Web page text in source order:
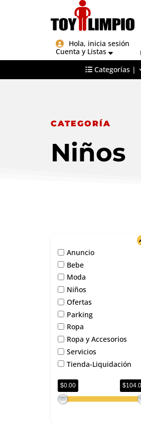
Hola, inicia sesión
Cuenta y Listas
Categorías |
CATEGORÍA
Niños
Anuncio
Bebe
Moda
Niños
Ofertas
Parking
Ropa
Ropa y Accesorios
Servicios
Tienda-Liquidación
$0.00